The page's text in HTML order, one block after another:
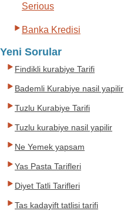
Serious
Banka Kredisi
Yeni Sorular
Findikli kurabiye Tarifi
Bademli Kurabiye nasil yapilir
Tuzlu Kurabiye Tarifi
Tuzlu kurabiye nasil yapilir
Ne Yemek yapsam
Yas Pasta Tarifleri
Diyet Tatli Tarifleri
Tas kadayift tatlisi tarifi